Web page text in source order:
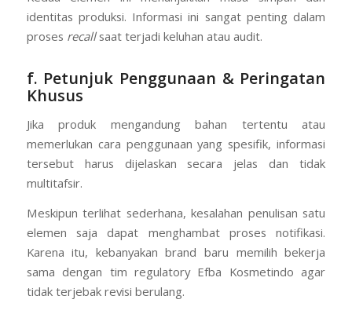
identitas produksi. Informasi ini sangat penting dalam
proses recallsaat terjadi keluhan atau audit.
f. Petunjuk Penggunaan & Peringatan
Khusus
Jika produk mengandung bahan tertentu atau
memerlukan cara penggunaan yang spesifik, informasi
tersebut harus dijelaskan secara jelas dan tidak
multitafsir.
Meskipun terlihat sederhana, kesalahan penulisan satu
elemen saja dapat menghambat proses notifikasi.
Karena itu, kebanyakan brand baru memilih bekerja
sama dengan tim regulatory Efba Kosmetindo agar
tidak terjebak revisi berulang.